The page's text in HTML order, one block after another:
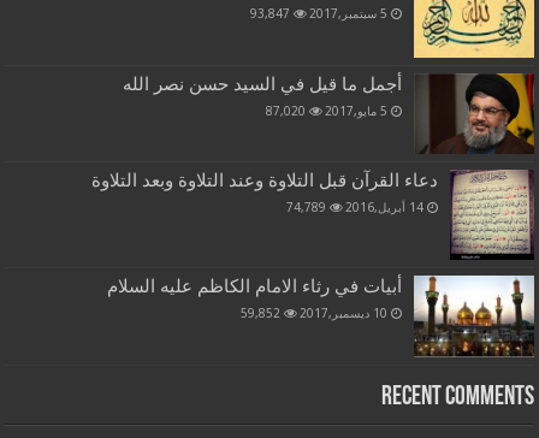
5 سبتمبر,2017 93,847
أجمل ما قيل في السيد حسن نصر الله
5 مايو,2017 87,020
دعاء القرآن قبل التلاوة وعند التلاوة وبعد التلاوة
14 أبريل,2016 74,789
أبيات في رثاء الامام الكاظم عليه السلام
10 ديسمبر,2017 59,852
Recent Comments